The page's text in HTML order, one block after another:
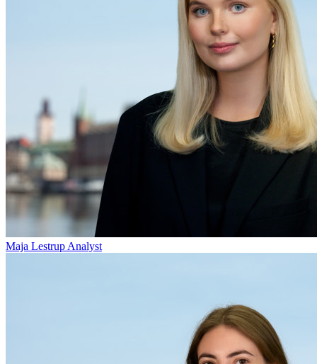
Maja Lestrup Analyst